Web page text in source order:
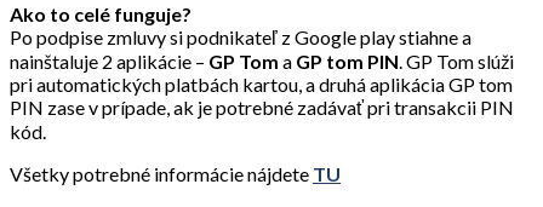
Ako to celé funguje?
Po podpise zmluvy si podnikateľ z Google play stiahne a
nainštaluje 2 aplikácie – GP Tom a GP tom PIN. GP Tom slúži
pri automatických platbách kartou, a druhá aplikácia GP tom
PIN zase v prípade, ak je potrebné zadávať pri transakcii PIN
kód.
Všetky potrebné informácie nájdete TU